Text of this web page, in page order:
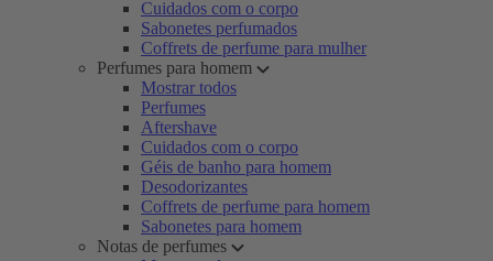
Cuidados com o corpo
Sabonetes perfumados
Coffrets de perfume para mulher
Perfumes para homem
Mostrar todos
Perfumes
Aftershave
Cuidados com o corpo
Géis de banho para homem
Desodorizantes
Coffrets de perfume para homem
Sabonetes para homem
Notas de perfumes